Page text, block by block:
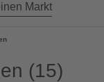
Markt
(15)